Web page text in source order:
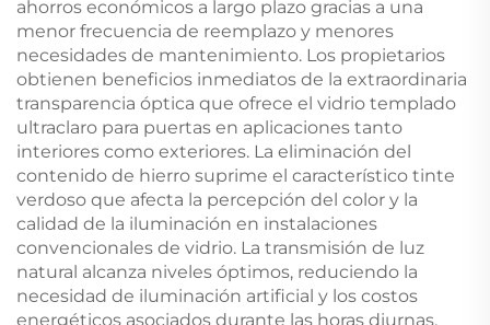
ahorros económicos a largo plazo gracias a una
menor frecuencia de reemplazo y menores
necesidades de mantenimiento. Los propietarios
obtienen beneficios inmediatos de la extraordinaria
transparencia óptica que ofrece el vidrio templado
ultraclaro para puertas en aplicaciones tanto
interiores como exteriores. La eliminación del
contenido de hierro suprime el característico tinte
verdoso que afecta la percepción del color y la
calidad de la iluminación en instalaciones
convencionales de vidrio. La transmisión de luz
natural alcanza niveles óptimos, reduciendo la
necesidad de iluminación artificial y los costos
energéticos asociados durante las horas diurnas.